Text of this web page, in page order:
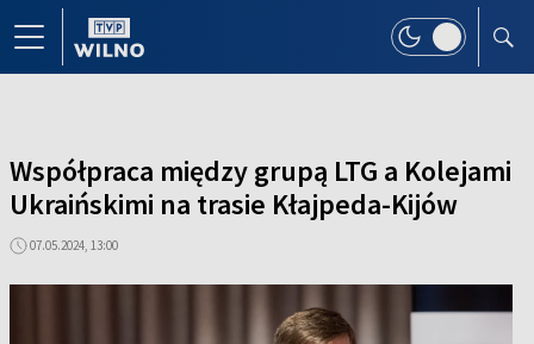
Współpraca między grupą LTG a Kolejami
Ukraińskimi na trasie Kłajpeda-Kijów
07.05.2024, 13:00